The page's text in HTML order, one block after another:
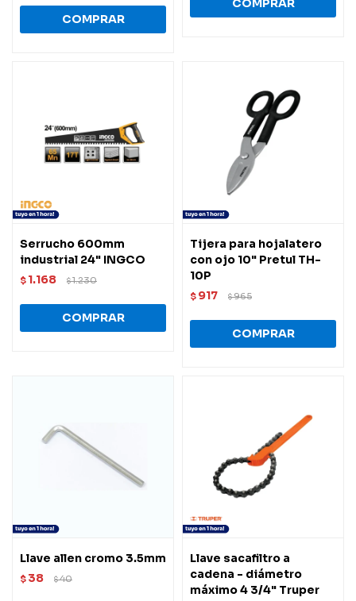
Serrucho 600mm
industrial 24" INGCO
$ 1.168 $1.230
Tijera para hojalatero
con ojo 10" Pretul TH-
10P
$ 917 $965
Llave allen cromo 3.5mm
$ 38 $40
Llave sacafiltro a
cadena - diámetro
máximo 4 3/4" Truper